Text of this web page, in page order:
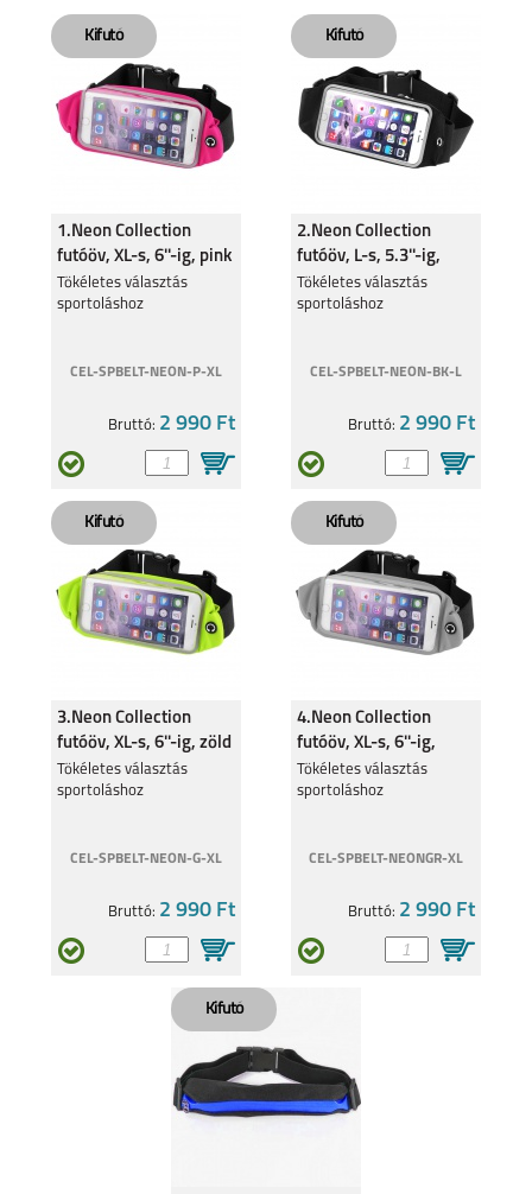
1.Neon Collection
futóöv, XL-s, 6''-ig, pink
Tökéletes választás
sportoláshoz
CEL-SPBELT-NEON-P-XL
Bruttó: 2 990 Ft
2.Neon Collection
futóöv, L-s, 5.3''-ig,
fekete
Tökéletes választás
sportoláshoz
CEL-SPBELT-NEON-BK-L
Bruttó: 2 990 Ft
3.Neon Collection
futóöv, XL-s, 6''-ig, zöld
Tökéletes választás
sportoláshoz
CEL-SPBELT-NEON-G-XL
Bruttó: 2 990 Ft
4.Neon Collection
futóöv, XL-s, 6''-ig,
szürke
Tökéletes választás
sportoláshoz
CEL-SPBELT-NEONGR-XL
Bruttó: 2 990 Ft